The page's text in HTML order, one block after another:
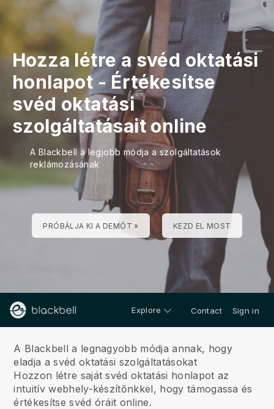
Hozza létre a svéd oktatási
honlapot -Értékesítse
svéd oktatási
szolgáltatásait online
A Blackbell a legjobb módja a szolgáltatások
reklámozásának
PRÓBÁLJA KI A DEMÓT » KEZD EL MOST
Explore Contact Sign in
A Blackbell a legnagyobb módja annak, hogy
eladja a svéd oktatási szolgáltatásokat
Hozzon létre saját svéd oktatási honlapot az
intuitív webhely-készítőnkkel, hogy támogassa és
értékesítse svéd óráit online.